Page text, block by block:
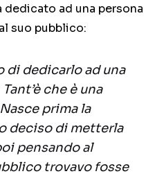
ad una persona
suo pubblico:
di dedicarlo ad una
che è una
prima la
deciso di metterla
pensando al
trovavo fosse